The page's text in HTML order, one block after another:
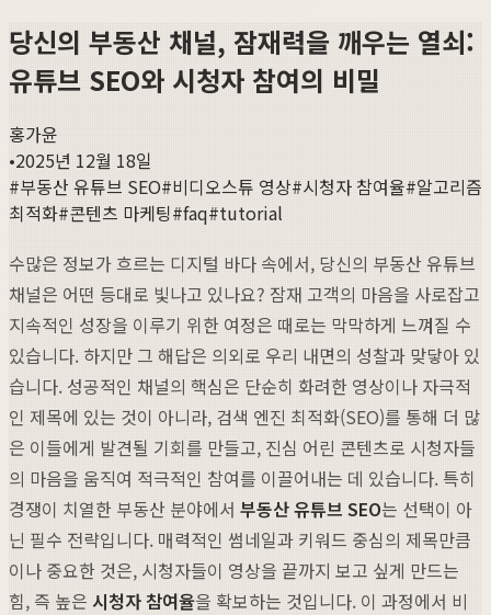
당신의 부동산 채널, 잠재력을 깨우는 열쇠:
유튜브 SEO와 시청자 참여의 비밀
홍가윤
•2025년 12월 18일
#부동산 유튜브 SEO#비디오스튜 영상#시청자 참여율#알고리즘
최적화#콘텐츠 마케팅#faq#tutorial
수많은 정보가 흐르는 디지털 바다 속에서, 당신의 부동산 유튜브
채널은 어떤 등대로 빛나고 있나요? 잠재 고객의 마음을 사로잡고
지속적인 성장을 이루기 위한 여정은 때로는 막막하게 느껴질 수
있습니다. 하지만 그 해답은 의외로 우리 내면의 성찰과 맞닿아 있
습니다. 성공적인 채널의 핵심은 단순히 화려한 영상이나 자극적
인 제목에 있는 것이 아니라, 검색 엔진 최적화(SEO)를 통해 더 많
은 이들에게 발견될 기회를 만들고, 진심 어린 콘텐츠로 시청자들
의 마음을 움직여 적극적인 참여를 이끌어내는 데 있습니다. 특히
경쟁이 치열한 부동산 분야에서 부동산 유튜브 SEO는 선택이 아
닌 필수 전략입니다. 매력적인 썸네일과 키워드 중심의 제목만큼
이나 중요한 것은, 시청자들이 영상을 끝까지 보고 싶게 만드는
힘, 즉 높은 시청자 참여율을 확보하는 것입니다. 이 과정에서 비